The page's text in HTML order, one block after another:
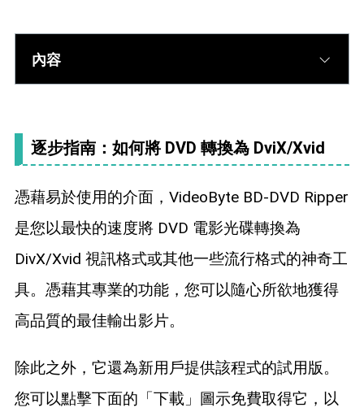
內容
逐步指南：如何將 DVD 轉換為 DviX/Xvid
憑藉易於使用的介面，VideoByte BD-DVD Ripper
是您以最快的速度將 DVD 電影光碟轉換為
DivX/Xvid 視訊格式或其他一些流行格式的神奇工
具。憑藉其專業的功能，您可以隨心所欲地獲得
高品質的最佳輸出影片。
除此之外，它還為新用戶提供該程式的試用版。
您可以點擊下面的「下載」圖示免費取得它，以